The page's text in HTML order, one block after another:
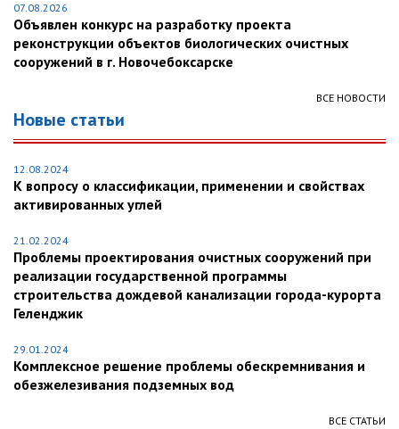
07.08.2026
Объявлен конкурс на разработку проекта
реконструкции объектов биологических очистных
сооружений в г. Новочебоксарске
ВСЕ НОВОСТИ
Новые статьи
12.08.2024
К вопросу о классификации, применении и свойствах
активированных углей
21.02.2024
Проблемы проектирования очистных сооружений при
реализации государственной программы
строительства дождевой канализации города-курорта
Геленджик
29.01.2024
Комплексное решение проблемы обескремнивания и
обезжелезивания подземных вод
ВСЕ СТАТЬИ